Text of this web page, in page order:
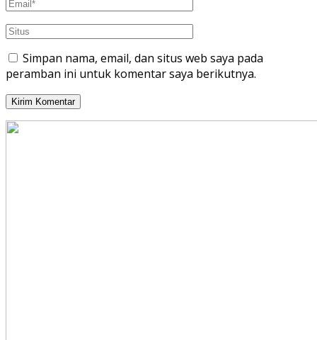
Simpan nama, email, dan situs web saya pada
peramban ini untuk komentar saya berikutnya.